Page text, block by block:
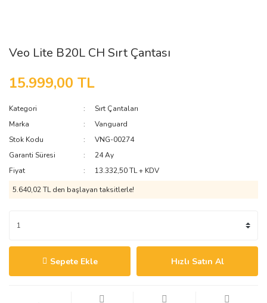
Veo Lite B20L CH Sırt Çantası
15.999,00 TL
Kategori
Sırt Çantaları
Marka
Vanguard
Stok Kodu
VNG-00274
Garanti Süresi
24 Ay
Fiyat
13.332,50 TL + KDV
5.640,02 TL den başlayan taksitlerle!
Sepete Ekle Hızlı Satın Al